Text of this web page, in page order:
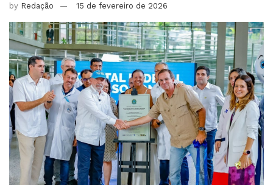
by Redação 15 de fevereiro de 2026